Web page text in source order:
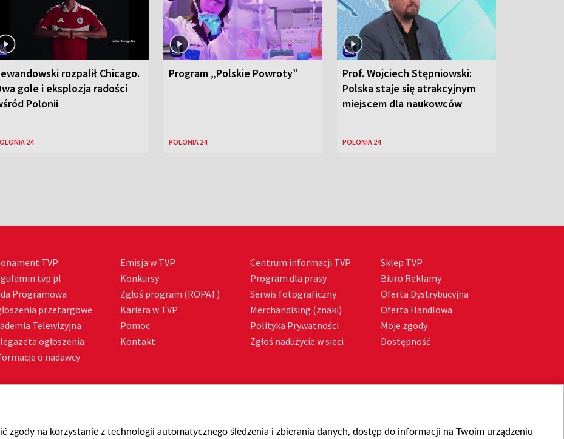
rozpalił Chicago.
gole i eksplozja radości
Polonii
24
Program „Polskie Powroty”
POLONIA 24
Prof. Wojciech Stępniowski:
Polska staje się atrakcyjnym
miejscem dla naukowców
POLONIA 24
TVP
tvp.pl
Programowa
przetargowe
Telewizyjna
ogłoszenia
o nadawcy
Emisja w TVP
Konkursy
Zgłoś program (ROPAT)
Kariera w TVP
Pomoc
Kontakt
Centrum informacji TVP
Program dla prasy
Serwis fotograficzny
Merchandising (znaki)
Polityka Prywatności
Zgłoś nadużycie w sieci
Sklep TVP
Biuro Reklamy
Oferta Dystrybucyjna
Oferta Handlowa
Moje zgody
Dostępność
zgody na korzystanie z technologii automatycznego śledzenia i zbierania danych, dostęp do informacji na Twoim urządzeniu